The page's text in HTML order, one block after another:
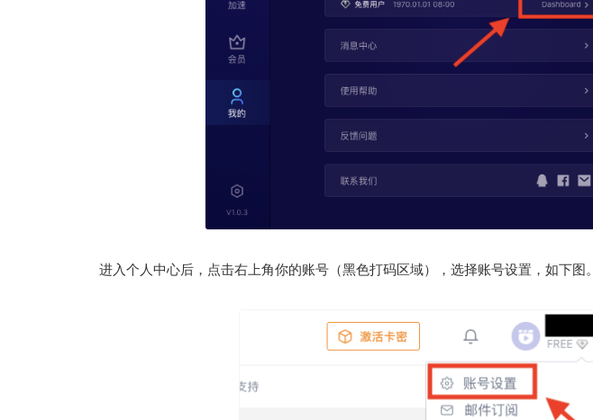
进入个人中心后，点击右上角你的账号（黑色打码区域），选择账号设置，如下图。